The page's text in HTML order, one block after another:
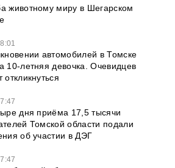
животному миру в Шегарском
автомобилей в Томске
10-летняя девочка. Очевидцев
откликнуться
дня приёма 17,5 тысячи
Томской области подали
об участии в ДЭГ